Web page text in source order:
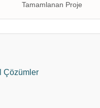
Tamamlanan Proje
Çözümler